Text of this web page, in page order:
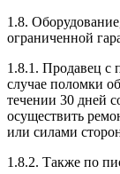
1.8.
ограниченной
1.8.1. Продавец с
случае поломки
течении 30 дней
осуществить
или силами
1.8.2. Также по